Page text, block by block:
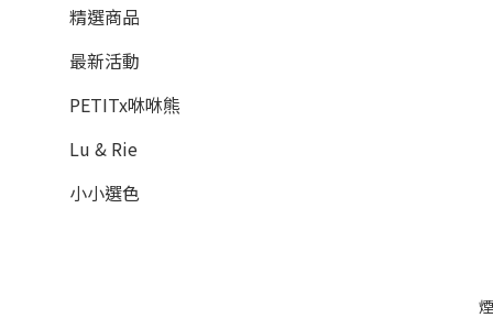
精選商品
最新活動
PETITx咻咻熊
Lu & Rie
小小選色